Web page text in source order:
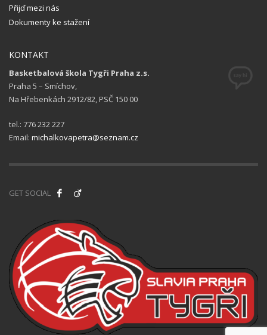
Přijď mezi nás
Dokumenty ke stažení
KONTAKT
Basketbalová škola Tygři Praha z.s.
Praha 5 – Smíchov,
Na Hřebenkách 2912/82, PSČ 150 00
tel.: 776 232 227
Email: michalkovapetra@seznam.cz
GET SOCIAL